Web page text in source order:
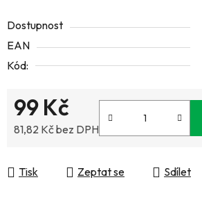
Dostupnost
EAN
Kód:
99 Kč
81,82 Kč bez DPH
Tisk Zeptat se Sdílet